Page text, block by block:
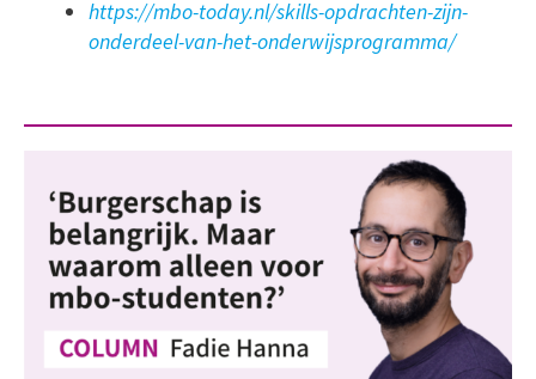
https://mbo-today.nl/skills-opdrachten-zijn-
onderdeel-van-het-onderwijsprogramma/